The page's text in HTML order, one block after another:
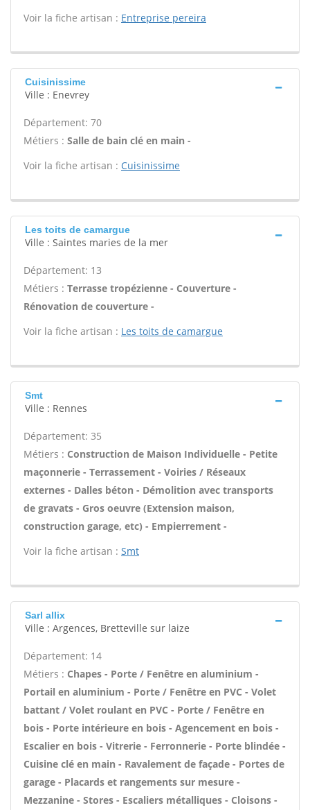
Voir la fiche artisan : Entreprise pereira
Cuisinissime
Ville : Enevrey
Département: 70
Métiers : Salle de bain clé en main -
Voir la fiche artisan : Cuisinissime
Les toits de camargue
Ville : Saintes maries de la mer
Département: 13
Métiers : Terrasse tropézienne - Couverture -
Rénovation de couverture -
Voir la fiche artisan : Les toits de camargue
Smt
Ville : Rennes
Département: 35
Métiers : Construction de Maison Individuelle - Petite
maçonnerie - Terrassement - Voiries / Réseaux
externes - Dalles béton - Démolition avec transports
de gravats - Gros oeuvre (Extension maison,
construction garage, etc) - Empierrement -
Voir la fiche artisan : Smt
Sarl allix
Ville : Argences, Bretteville sur laize
Département: 14
Métiers : Chapes - Porte / Fenêtre en aluminium -
Portail en aluminium - Porte / Fenêtre en PVC - Volet
battant / Volet roulant en PVC - Porte / Fenêtre en
bois - Porte intérieure en bois - Agencement en bois -
Escalier en bois - Vitrerie - Ferronnerie - Porte blindée -
Cuisine clé en main - Ravalement de façade - Portes de
garage - Placards et rangements sur mesure -
Mezzanine - Stores - Escaliers métalliques - Cloisons -